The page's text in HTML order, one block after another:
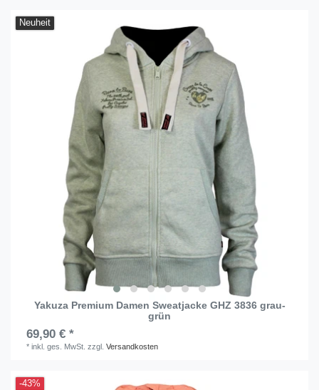
Neuheit
Yakuza Premium Damen Sweatjacke GHZ 3836 grau-
grün
69,90 € *
*inkl. ges. MwSt. zzgl.Versandkosten
-43%